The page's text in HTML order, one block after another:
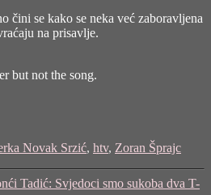
čini se kako se neka već zaboravljena
na prisavlje.
but not the song.
Novak Srzić, htv, Zoran Šprajc
Tadić: Svjedoci smo sukoba dva T-